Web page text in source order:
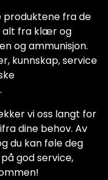
produktene fra de
alt fra klær og
og ammunisjon.
kunnskap, service
vi oss langt for
dine behov. Av
du kan føle deg
god service,